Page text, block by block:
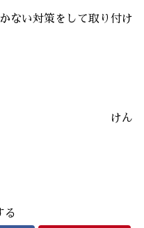
ない対策をして取り付け
けん
る